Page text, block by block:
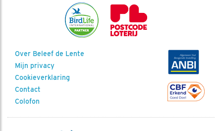
Over Beleef de Lente
Mijn privacy
Cookieverklaring
Contact
Colofon